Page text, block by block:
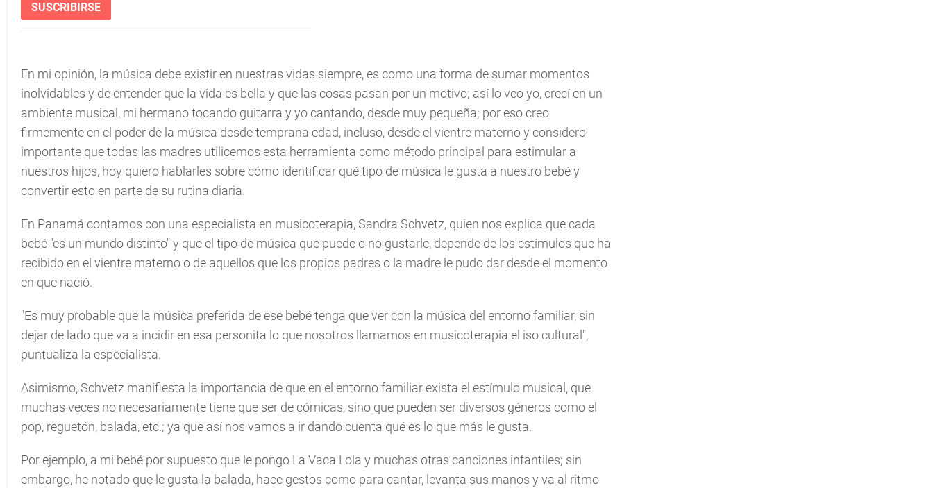
SUSCRIBIRSE
En mi opinión, la música debe existir en nuestras vidas siempre, es como una forma de sumar momentos
inolvidables y de entender que la vida es bella y que las cosas pasan por un motivo; así lo veo yo, crecí en un
ambiente musical, mi hermano tocando guitarra y yo cantando, desde muy pequeña; por eso creo
firmemente en el poder de la música desde temprana edad, incluso, desde el vientre materno y considero
importante que todas las madres utilicemos esta herramienta como método principal para estimular a
nuestros hijos, hoy quiero hablarles sobre cómo identificar qué tipo de música le gusta a nuestro bebé y
convertir esto en parte de su rutina diaria.
En Panamá contamos con una especialista en musicoterapia, Sandra Schvetz, quien nos explica que cada
bebé "es un mundo distinto" y que el tipo de música que puede o no gustarle, depende de los estímulos que ha
recibido en el vientre materno o de aquellos que los propios padres o la madre le pudo dar desde el momento
en que nació.
"Es muy probable que la música preferida de ese bebé tenga que ver con la música del entorno familiar, sin
dejar de lado que va a incidir en esa personita lo que nosotros llamamos en musicoterapia el iso cultural",
puntualiza la especialista.
Asimismo, Schvetz manifiesta la importancia de que en el entorno familiar exista el estímulo musical, que
muchas veces no necesariamente tiene que ser de cómicas, sino que pueden ser diversos géneros como el
pop, reguetón, balada, etc.; ya que así nos vamos a ir dando cuenta qué es lo que más le gusta.
Por ejemplo, a mi bebé por supuesto que le pongo La Vaca Lola y muchas otras canciones infantiles; sin
embargo, he notado que le gusta la balada, hace gestos como para cantar, levanta sus manos y va al ritmo